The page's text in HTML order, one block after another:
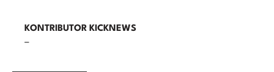
KONTRIBUTOR KICKNEWS
–